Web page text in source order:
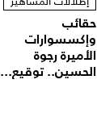
حقائب
وإكسسوارات
الأميرة رجوة
الحسين.. توقيع...